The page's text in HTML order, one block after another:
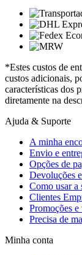
*Estes custos de
custos adicionais,
características dos
diretamente na
Ajuda & Suporte
A minha
Envio e
Opções de
Devoluções
Como usar a
Clientes
Promoções e
Precisa de
Minha conta